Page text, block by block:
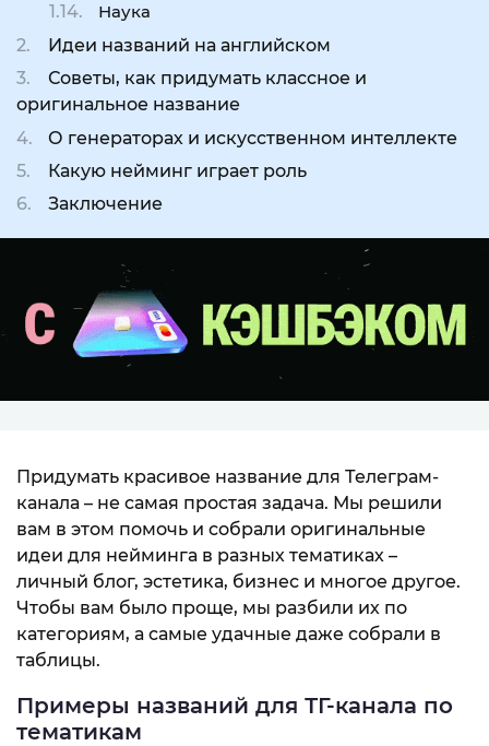
Наука
Идеи названий на английском
Советы, как придумать классное и
оригинальное название
О генераторах и искусственном интеллекте
Какую нейминг играет роль
Заключение
Придумать красивое название для Телеграм-
канала – не самая простая задача. Мы решили
вам в этом помочь и собрали оригинальные
идеи для нейминга в разных тематиках –
личный блог, эстетика, бизнес и многое другое.
Чтобы вам было проще, мы разбили их по
категориям, а самые удачные даже собрали в
таблицы.
Примеры названий для ТГ-канала по
тематикам